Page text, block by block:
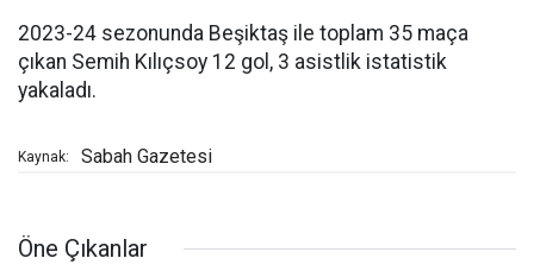
2023-24 sezonunda Beşiktaş ile toplam 35 maça
çıkan Semih Kılıçsoy 12 gol, 3 asistlik istatistik
yakaladı.
Kaynak: Sabah Gazetesi
Öne Çıkanlar